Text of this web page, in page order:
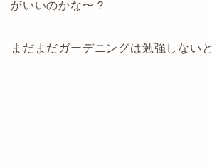
がいいのかな〜？
まだまだガーデニングは勉強しない